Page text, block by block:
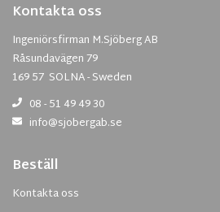
Kontakta oss
Ingeniörsfirman M.Sjöberg AB
Råsundavägen 79
169 57 SOLNA - Sweden
08 - 51 49 49 30
info@sjobergab.se
Beställ
Kontakta oss